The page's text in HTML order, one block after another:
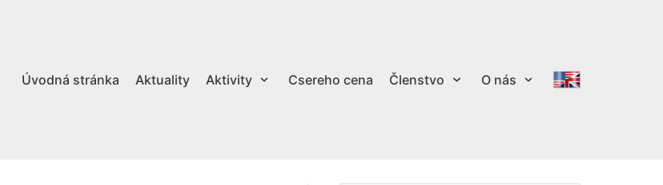
Úvodná stránka Aktuality Aktivity Csereho cena Členstvo O nás